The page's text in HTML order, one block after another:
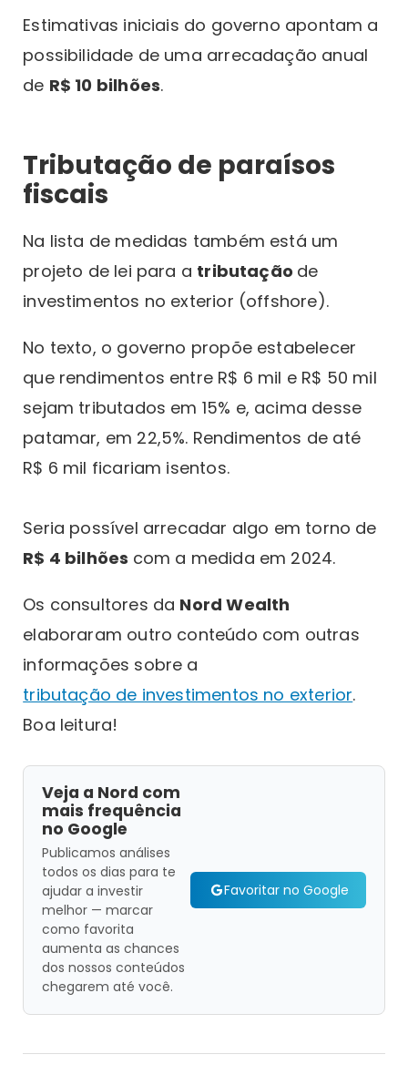
Estimativas iniciais do governo apontam a
possibilidade de uma arrecadação anual
de R$ 10 bilhões.
Tributação de paraísos
fiscais
Na lista de medidas também está um
projeto de lei para a tributação de
investimentos no exterior (offshore).
No texto, o governo propõe estabelecer
que rendimentos entre R$ 6 mil e R$ 50 mil
sejam tributados em 15% e, acima desse
patamar, em 22,5%. Rendimentos de até
R$ 6 mil ficariam isentos.
Seria possível arrecadar algo em torno de
R$ 4 bilhões com a medida em 2024.
Os consultores da Nord Wealth
elaboraram outro conteúdo com outras
informações sobre a
tributação de investimentos no exterior.
Boa leitura!
Veja a Nord com
mais frequência
no Google
Publicamos análises
todos os dias para te
ajudar a investir
melhor — marcar
como favorita
aumenta as chances
dos nossos conteúdos
chegarem até você.
Favoritar no Google